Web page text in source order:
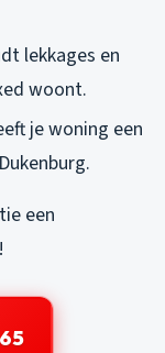
lekkages en
woont.
je woning een
een